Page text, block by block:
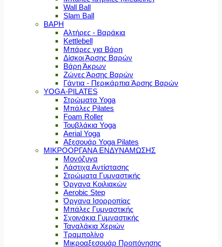
Wall Ball
Slam Ball
ΒΑΡΗ
Αλτήρες - Βαράκια
Kettlebell
Μπάρες για Βάρη
Δίσκοι Άρσης Βαρών
Βάρη Άκρων
Ζώνες Άρσης Βαρών
Γάντια - Περικάρπια Άρσης Βαρών
YOGA-PILATES
Στρώματα Yoga
Μπάλες Pilates
Foam Roller
Τουβλάκια Yoga
Aerial Yoga
Αξεσουάρ Yoga Pilates
ΜΙΚΡΟΟΡΓΑΝΑ ΕΝΔΥΝΑΜΩΣΗΣ
Μονόζυγα
Λάστιχα Αντίστασης
Στρώματα Γυμναστικής
Όργανα Κοιλιακών
Aerobic Step
Όργανα Ισορροπίας
Μπάλες Γυμναστικής
Σχοινάκια Γυμναστικής
Ταναλάκια Χεριών
Τραμπολίνο
Μικροαξεσουάρ Προπόνησης